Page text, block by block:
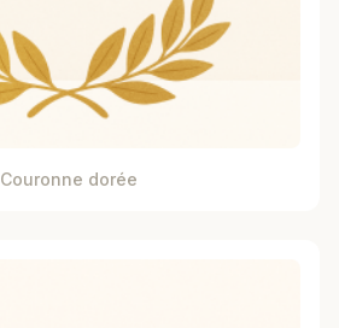
Couronne dorée